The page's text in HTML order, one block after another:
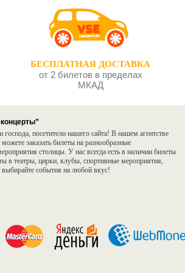
БЕСПЛАТНАЯ ДОСТАВКА
от 2 билетов в пределах
МКАД
посетители нашего сайта! В нашем агентстве
заказать билеты на разнообразные
столицы. У нас всегда есть в наличии билеты
в театры, цирки, клубы, спортивные мероприятия,
события на любой вкус!